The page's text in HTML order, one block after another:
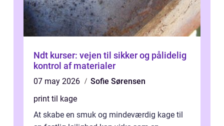
Ndt kurser: vejen til sikker og pålidelig
kontrol af materialer
07 may 2026
Sofie Sørensen
print til kage
At skabe en smuk og mindeværdig kage til